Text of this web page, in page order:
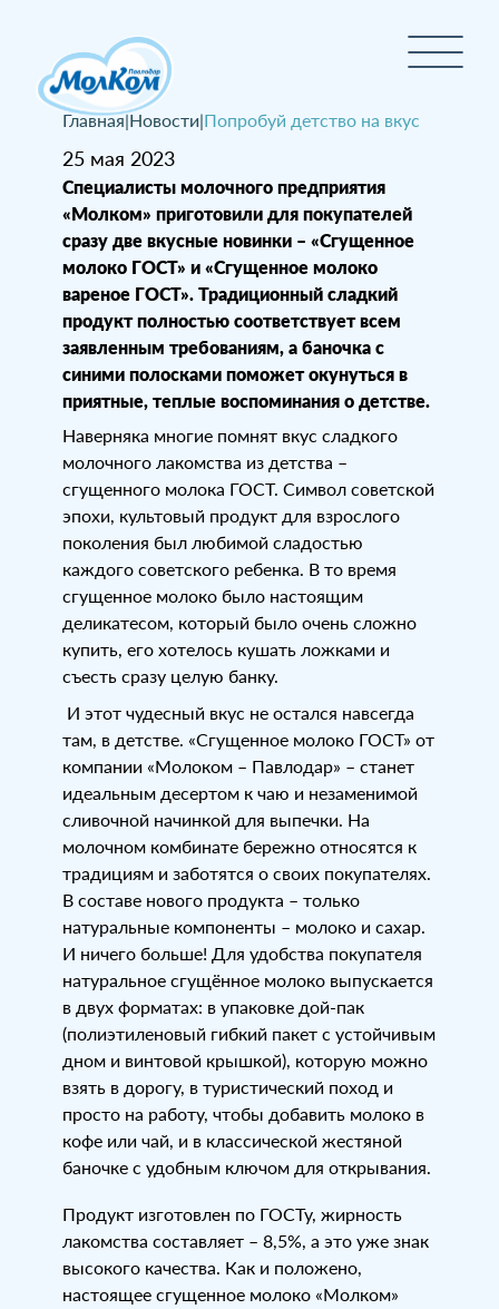
Главная|Новости|Попробуй детство на вкус
25 мая 2023
Специалисты молочного предприятия
«Молком» приготовили для покупателей
сразу две вкусные новинки – «Сгущенное
молоко ГОСТ» и «Сгущенное молоко
вареное ГОСТ». Традиционный сладкий
продукт полностью соответствует всем
заявленным требованиям, а баночка с
синими полосками поможет окунуться в
приятные, теплые воспоминания о детстве.
Наверняка многие помнят вкус сладкого
молочного лакомства из детства –
сгущенного молока ГОСТ. Символ советской
эпохи, культовый продукт для взрослого
поколения был любимой сладостью
каждого советского ребенка. В то время
сгущенное молоко было настоящим
деликатесом, который было очень сложно
купить, его хотелось кушать ложками и
съесть сразу целую банку.
И этот чудесный вкус не остался навсегда
там, в детстве. «Сгущенное молоко ГОСТ» от
компании «Молоком – Павлодар» – станет
идеальным десертом к чаю и незаменимой
сливочной начинкой для выпечки. На
молочном комбинате бережно относятся к
традициям и заботятся о своих покупателях.
В составе нового продукта – только
натуральные компоненты – молоко и сахар.
И ничего больше! Для удобства покупателя
натуральное сгущённое молоко выпускается
в двух форматах: в упаковке дой-пак
(полиэтиленовый гибкий пакет с устойчивым
дном и винтовой крышкой), которую можно
взять в дорогу, в туристический поход и
просто на работу, чтобы добавить молоко в
кофе или чай, и в классической жестяной
баночке с удобным ключом для открывания.
Продукт изготовлен по ГОСТу, жирность
лакомства составляет – 8,5%, а это уже знак
высокого качества. Как и положено,
настоящее сгущенное молоко «Молком»